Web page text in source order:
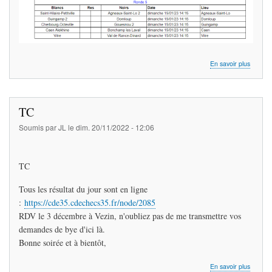
En savoir plussur
TC
Soumis parJL le dim. 20/11/2022 - 12:06
TC
Tous les résultat du jour sont en ligne
: https://cde35.cdechecs35.fr/node/2085
RDV le 3 décembre à Vezin, n'oubliez pas de me transmettre vos
demandes de bye d'ici là.
Bonne soirée et à bientôt,
En savoir plussur